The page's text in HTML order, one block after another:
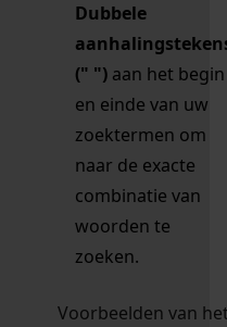
Dubbele
(" ") aan het begin
en einde van uw
zoektermen om
naar de exacte
combinatie van
woorden te
zoeken.
Voorbeelden van